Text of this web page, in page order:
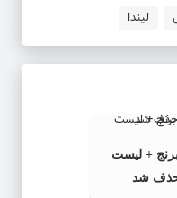
لیندا
+ لیست
حذف شد